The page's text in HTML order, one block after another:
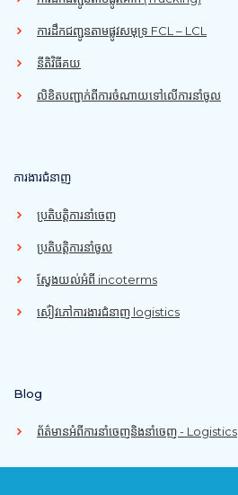
ការដឹកជញ្ជូនតាមផ្លូវសមុទ្រ FCL – LCL
នីតិវិធីគយ
លិខិតបញ្ជាក់ពីការចំណាយទៅលើការនាំចូល
ការងារជំនាញ
ប្រតិបត្តិការនាំចេញ
ប្រតិបត្តិការនាំចូល
ស្វែងយល់អំពី incoterms
ស់ៀវភៅការងារជំនាញ logistics
Blog
ព័ត៌មានអំពីការនាំចេញនិងនាំចេញ - Logistics